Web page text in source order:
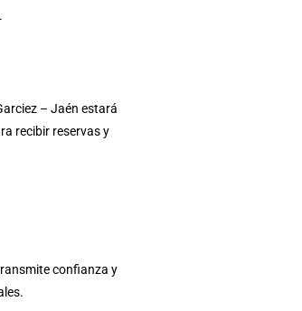
– Jaén estará
recibir reservas y
confianza y